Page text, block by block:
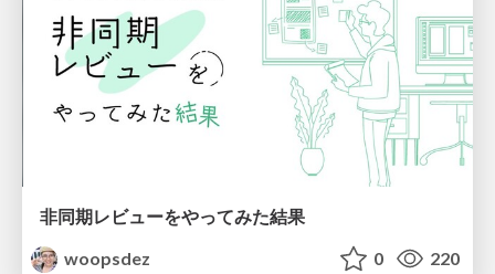
非同期レビューをやってみた結果
woopsdez
0 220